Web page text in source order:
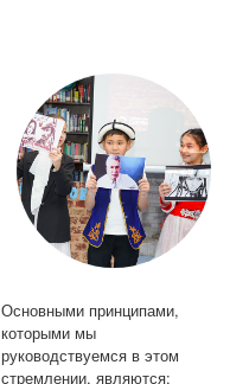
Основными принципами,
которыми мы
руководствуемся в этом
стремлении, являются: